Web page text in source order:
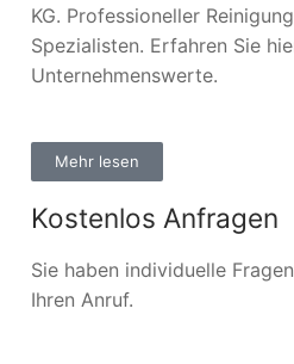
KG. Professioneller
Spezialisten. Erfahren Sie
Unternehmenswerte.
Mehr lesen
Kostenlos Anfragen
Sie haben individuelle
Ihren Anruf.